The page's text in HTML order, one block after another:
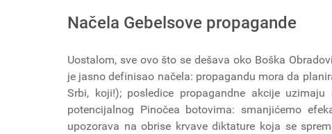
Načela Gebelsove propagande
Uostalom, sve ovo što se dešava oko Boška
je jasno definisao načela: propagandu mora da
Srbi, koji!); posledice propagandne akcije
potencijalnog Pinočea botovima: smanjićemo
upozorava na obrise krvave diktature koja se